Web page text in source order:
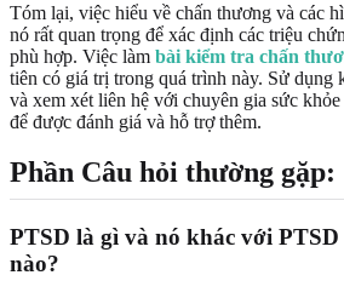
Tóm lại, việc hiểu về chấn thương và các
nó rất quan trọng để xác định các triệu
phù hợp. Việc làm bài kiểm tra chấn
tiên có giá trị trong quá trình này. Sử dụng
và xem xét liên hệ với chuyên gia sức
để được đánh giá và hỗ trợ thêm.
Phần Câu hỏi thường gặp:
PTSD là gì và nó khác với
nào?